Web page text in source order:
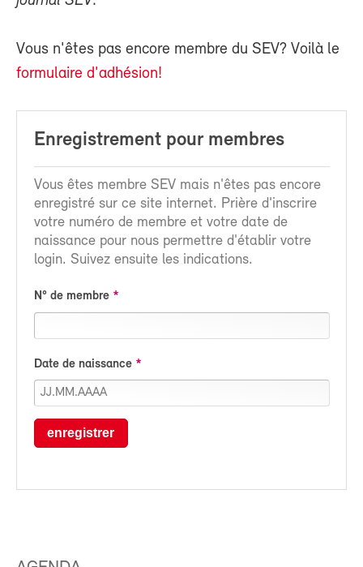
Vous n'êtes pas encore membre du SEV? Voilà le
formulaire d'adhésion!
Enregistrement pour membres
Vous êtes membre SEV mais n'êtes pas encore
enregistré sur ce site internet. Prière d'inscrire
votre numéro de membre et votre date de
naissance pour nous permettre d'établir votre
login. Suivez ensuite les indications.
N° de membre
Date de naissance
enregistrer